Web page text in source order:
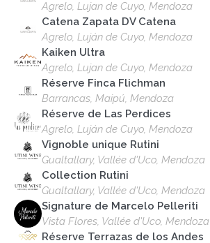
Agrelo, Lujan de Cuyo, Mendoza
Catena Zapata DV Catena
Agrelo, Luján de Cuyo, Mendoza
Kaiken Ultra
Agrelo, Lujan de Cuyo, Mendoza
Réserve Finca Flichman
Barrancas, Maipú, Mendoza
Réserve de Las Perdices
Agrelo, Luján de Cuyo, Mendoza
Vignoble unique Rutini
Gualtallary, Vallée d'Uco, Mendoza
Collection Rutini
Gualtallary, Vallée d'Uco, Mendoza
Signature de Marcelo Pelleriti
Vista Flores, Vallée d'Uco, Mendoza
Réserve Terrazas de los Andes